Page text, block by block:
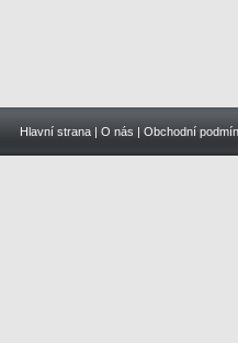
Hlavní strana | O nás | Obchodní